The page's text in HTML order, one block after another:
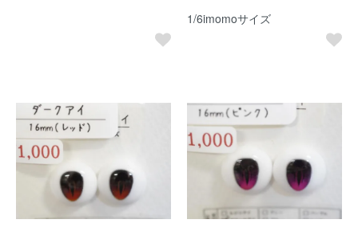
1/6imomoサイズ